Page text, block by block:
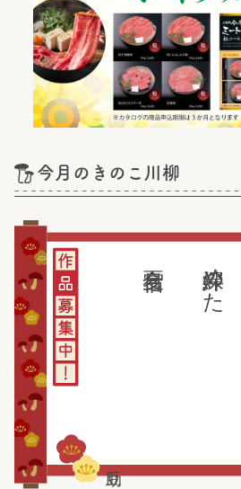
今月のきのこ川柳
絆深めた